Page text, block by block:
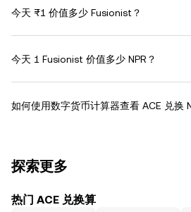
今天 ₨1 价值多少 Fusionist？
今天 1 Fusionist 价值多少 NPR？
如何使用数字货币计算器查看 ACE 兑换
探索更多
热门 ACE 兑换算